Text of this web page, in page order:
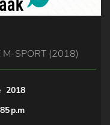
M-SPORT (2018)
2018
p.m